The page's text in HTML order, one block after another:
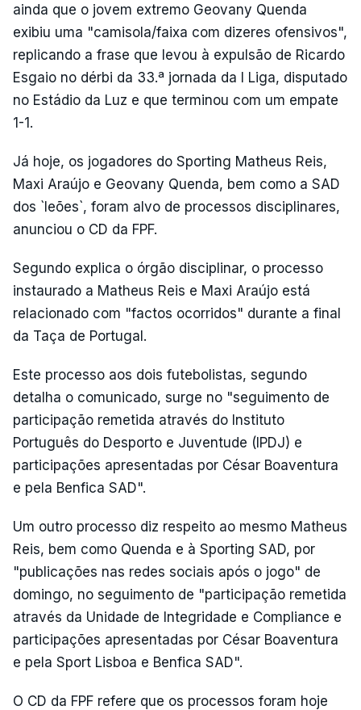
ainda que o jovem extremo Geovany Quenda
exibiu uma "camisola/faixa com dizeres ofensivos",
replicando a frase que levou à expulsão de Ricardo
Esgaio no dérbi da 33.ª jornada da I Liga, disputado
no Estádio da Luz e que terminou com um empate
1-1.
Já hoje, os jogadores do Sporting Matheus Reis,
Maxi Araújo e Geovany Quenda, bem como a SAD
dos `leões`, foram alvo de processos disciplinares,
anunciou o CD da FPF.
Segundo explica o órgão disciplinar, o processo
instaurado a Matheus Reis e Maxi Araújo está
relacionado com "factos ocorridos" durante a final
da Taça de Portugal.
Este processo aos dois futebolistas, segundo
detalha o comunicado, surge no "seguimento de
participação remetida através do Instituto
Português do Desporto e Juventude (IPDJ) e
participações apresentadas por César Boaventura
e pela Benfica SAD".
Um outro processo diz respeito ao mesmo Matheus
Reis, bem como Quenda e à Sporting SAD, por
"publicações nas redes sociais após o jogo" de
domingo, no seguimento de "participação remetida
através da Unidade de Integridade e Compliance e
participações apresentadas por César Boaventura
e pela Sport Lisboa e Benfica SAD".
O CD da FPF refere que os processos foram hoje